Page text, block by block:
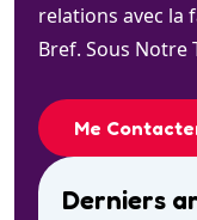
relations avec la
Bref. Sous Notre
Me
Derniers